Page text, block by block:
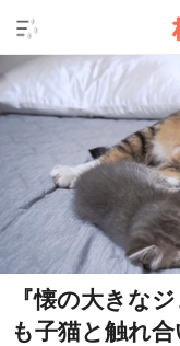
『懐の大きな
も子猫と触れ